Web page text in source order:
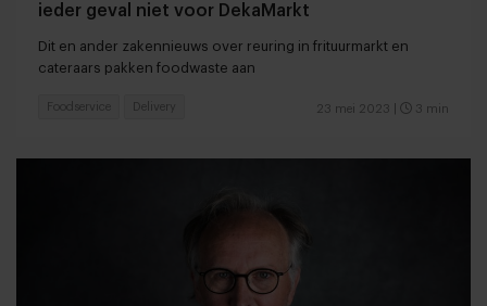
ieder geval niet voor DekaMarkt
Dit en ander zakennieuws over reuring in frituurmarkt en
cateraars pakken foodwaste aan
23 mei 2023 3 min
Foodservice Delivery